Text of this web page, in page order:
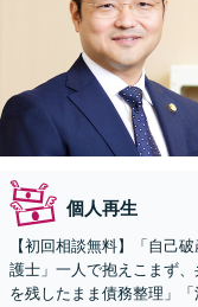
個人再生
【初回相談無料】「自己
護士」一人で抱えこまず
を残したまま債務整理」